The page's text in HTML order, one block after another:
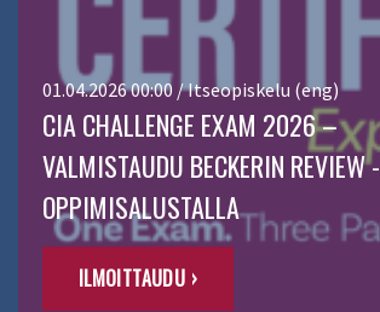
01.04.2026 00:00 / Itseopiskelu (eng)
CIA CHALLENGE EXAM 2026 –
VALMISTAUDU BECKERIN REVIEW -
OPPIMISALUSTALLA
ILMOITTAUDU ›